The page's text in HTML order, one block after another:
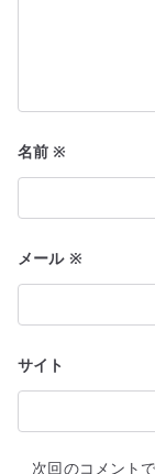
名前※
メール ※
サイト
次回のコメント